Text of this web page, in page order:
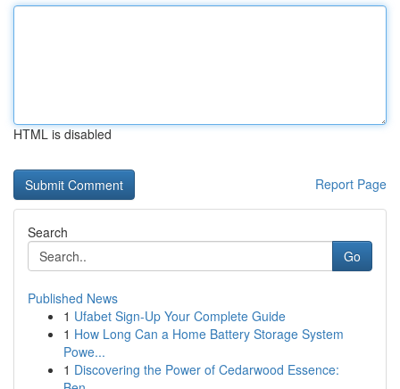
HTML is disabled
Report Page
Search
Go
Published News
1 Ufabet Sign-Up Your Complete Guide
1 How Long Can a Home Battery Storage System
Powe...
1 Discovering the Power of Cedarwood Essence: